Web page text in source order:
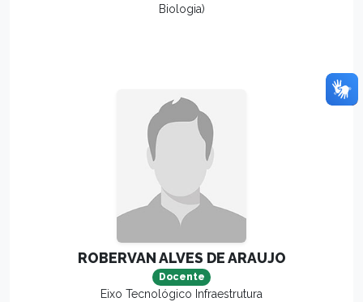
Biologia)
ROBERVAN ALVES DE ARAUJO
Docente
Eixo Tecnológico Infraestrutura